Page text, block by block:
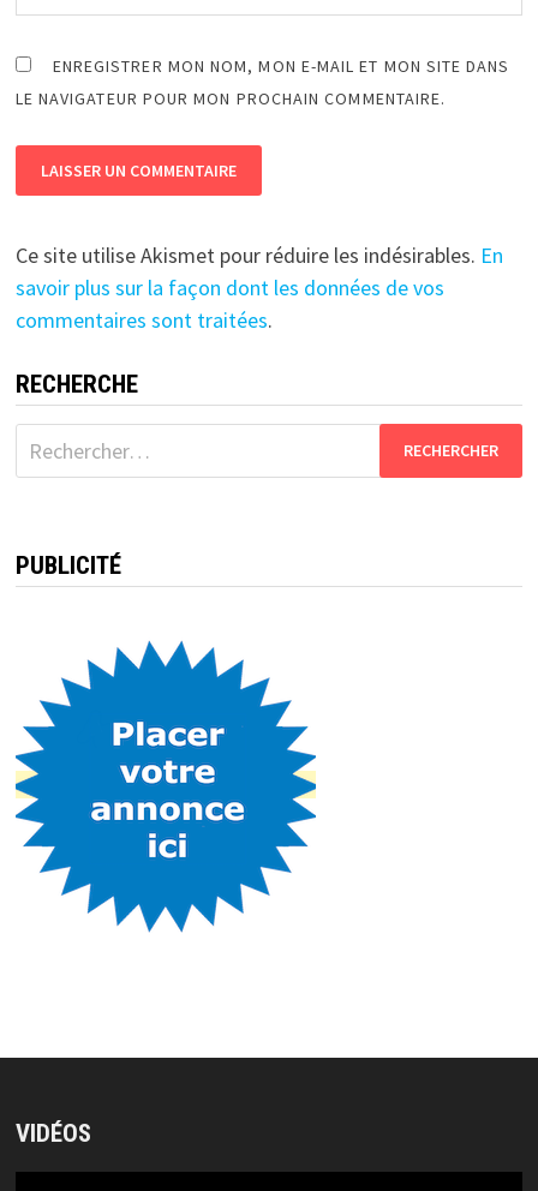
ENREGISTRER MON NOM, MON E-MAIL ET MON SITE DANS
LE NAVIGATEUR POUR MON PROCHAIN COMMENTAIRE.
Ce site utilise Akismet pour réduire les indésirables. En
savoir plus sur la façon dont les données de vos
commentaires sont traitées.
RECHERCHE
Rechercher :
PUBLICITÉ
VIDÉOS